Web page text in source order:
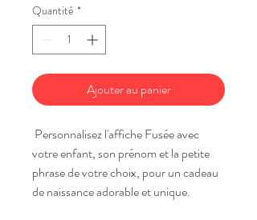
Quantité *
Ajouter au panier
Personnalisez l'affiche Fusée avec
votre enfant, son prénom et la petite
phrase de votre choix, pour un cadeau
de naissance adorable et unique.